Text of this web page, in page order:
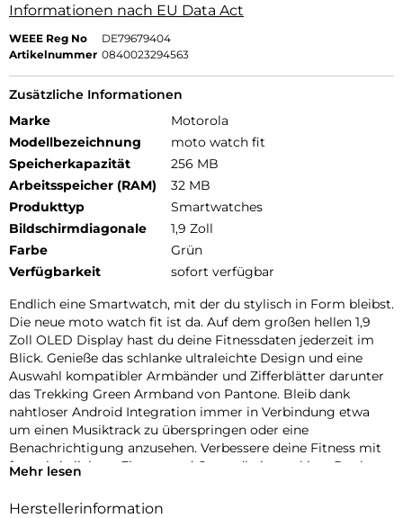
Informationen nach EU Data Act
WEEE Reg No
DE79679404
Artikelnummer 0840023294563
Zusätzliche Informationen
Marke
Motorola
Modellbezeichnung
moto watch fit
Speicherkapazität
256 MB
Arbeitsspeicher (RAM)
32 MB
Produkttyp
Smartwatches
Bildschirmdiagonale
1,9 Zoll
Farbe
Grün
Verfügbarkeit
sofort verfügbar
Endlich eine Smartwatch, mit der du stylisch in Form bleibst.
Die neue moto watch fit ist da. Auf dem großen hellen 1,9
Zoll OLED Display hast du deine Fitnessdaten jederzeit im
Blick. Genieße das schlanke ultraleichte Design und eine
Auswahl kompatibler Armbänder und Zifferblätter darunter
das Trekking Green Armband von Pantone. Bleib dank
nahtloser Android Integration immer in Verbindung etwa
um einen Musiktrack zu überspringen oder eine
Benachrichtigung anzusehen. Verbessere deine Fitness mit
fortschrittlichem Fitness und Gesundheitstracking. Dank
Corning Gorilla Glass ist deine Uhr bestens geschützt. Und
Mehr lesen
Herstellerinformation